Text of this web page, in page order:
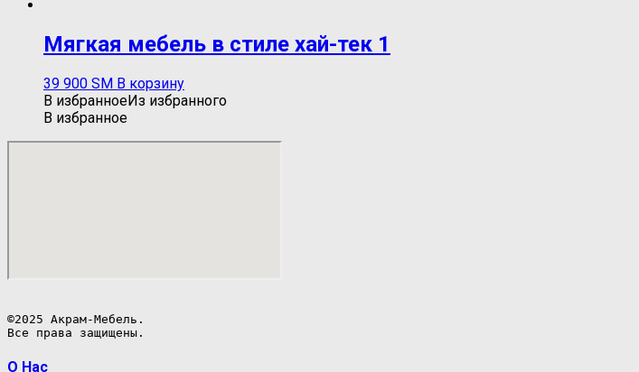
Мягкая мебель в стиле хай-тек 1
39 900 ЅМ В корзину
В избранноеИз избранного
В избранное
©2025 Акрам-Мебель.
Все права защищены.
О Нас